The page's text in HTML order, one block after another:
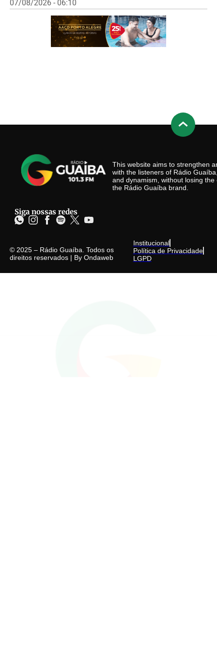
07/08/2026 - 06:10
This website aims to strengthen
with the listeners of Rádio
and dynamism, without losing
the Rádio Guaíba brand.
Siga nossas redes
© 2025 – Rádio Guaíba. Todos os
direitos reservados | By Ondaweb
Institucional
Política de Privacidade
LGPD